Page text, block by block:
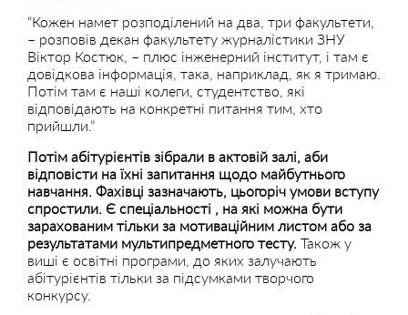
“Кожен намет розподілений на два, три факультети,
– розповів декан факультету журналістики ЗНУ
Віктор Костюк, – плюс інженерний інститут, і там є
довідкова інформація, така, наприклад, як я тримаю.
Потім там є наші колеги, студентство, які
відповідають на конкретні питання тим, хто
прийшли.”
Потім абітурієнтів зібрали в актовій залі, аби
відповісти на їхні запитання щодо майбутнього
навчання. Фахівці зазначають, цьогоріч умови вступу
спростили. Є спеціальності , на які можна бути
зарахованим тільки за мотиваційним листом або за
результатами мультипредметного тесту. Також у
виші є освітні програми, до яких залучають
абітурієнтів тільки за підсумками творчого
конкурсу.